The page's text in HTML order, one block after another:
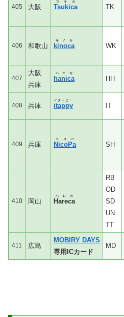
405 大阪 Tsukica
ツキカ
TK
406 和歌山 kinoca
キノカ
WK
407
大阪
兵庫
hanica
ハニカ
HH
408 兵庫 itappy
イタッピー
IT
409 兵庫 NicoPa
ニコパ
SH
410 岡山 Hareca
ハレカ
RB
OD
SD
UN
TT
411 広島
MOBIRY DAYS
専用ICカード
MD